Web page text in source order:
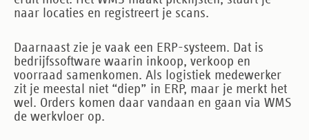
naar locaties en registreert je scans.
Daarnaast zie je vaak een ERP-systeem. Dat is
bedrijfssoftware waarin inkoop, verkoop en
voorraad samenkomen. Als logistiek medewerker
zit je meestal niet “diep” in ERP, maar je merkt het
wel. Orders komen daar vandaan en gaan via WMS
de werkvloer op.